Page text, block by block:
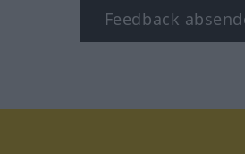
Feedback